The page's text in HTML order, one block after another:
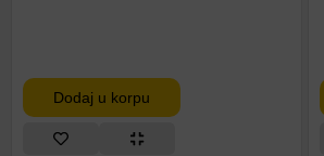
Dodaj u korpu